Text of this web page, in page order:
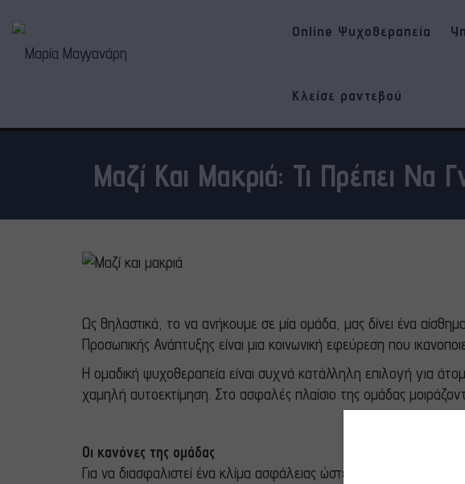
Online Ψυχοθεραπεία
Κλείσε ραντεβού
Μαζί Και Μακριά: Τι Πρέπει Να
Ως θηλαστικά, το να ανήκουμε σε μία ομάδα, μας δίνει ένα
Προσωπικής Ανάπτυξης είναι μια κοινωνική εφεύρεση που
Η ομαδική ψυχοθεραπεία είναι συχνά κατάλληλη επιλογή για
χαμηλή αυτοεκτίμηση. Στο ασφαλές πλαίσιο της ομάδας
Οι κανόνες της ομάδας
Για να διασφαλιστεί ένα κλίμα ασφάλειας ώστε να λειτουργήσει